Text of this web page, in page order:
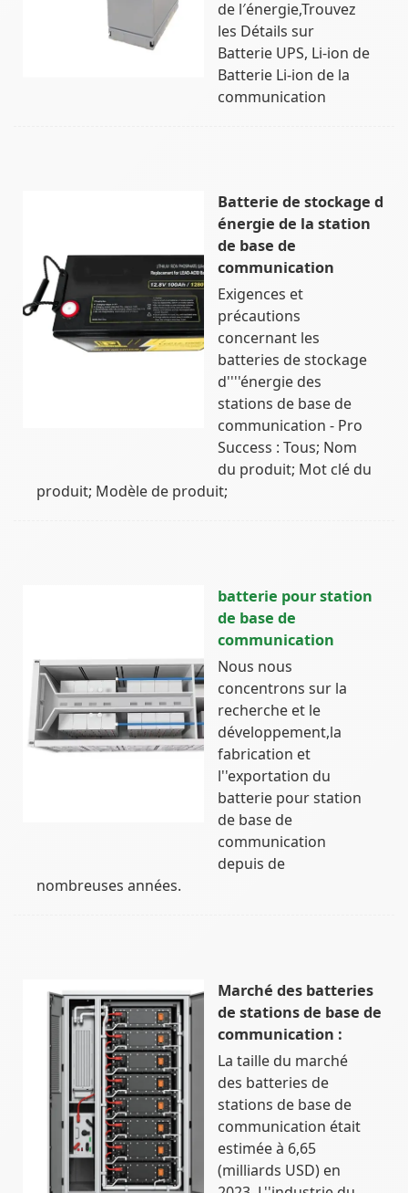
de l′énergie,Trouvez
les Détails sur
Batterie UPS, Li-ion de
Batterie Li-ion de la
communication
Batterie de stockage d
énergie de la station
de base de
communication
Exigences et
précautions
concernant les
batteries de stockage
d''''énergie des
stations de base de
communication - Pro
Success : Tous; Nom
du produit; Mot clé du
produit; Modèle de produit;
batterie pour station
de base de
communication
Nous nous
concentrons sur la
recherche et le
développement,la
fabrication et
l''exportation du
batterie pour station
de base de
communication
depuis de
nombreuses années.
Marché des batteries
de stations de base de
communication :
La taille du marché
des batteries de
stations de base de
communication était
estimée à 6,65
(milliards USD) en